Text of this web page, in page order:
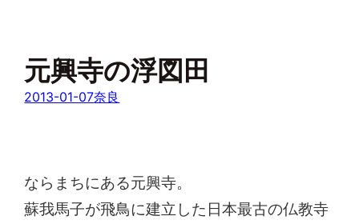
元興寺の浮図田
2013-01-07奈良
ならまちにある元興寺。
蘇我馬子が飛鳥に建立した日本最古の仏教寺